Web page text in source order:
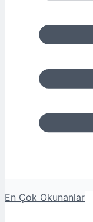
En Çok Okunanlar